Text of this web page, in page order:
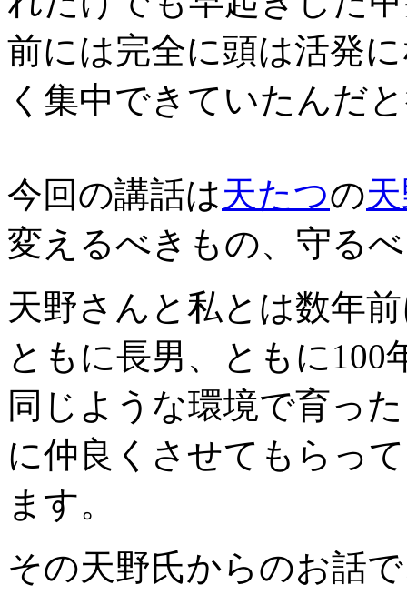
前には完全に頭は活発
く集中できていたんだ
今回の講話は天たつの
変えるべきもの、守る
天野さんと私とは数年
ともに長男、ともに100
同じような環境で育っ
に仲良くさせてもらっ
ます。
その天野氏からのお話